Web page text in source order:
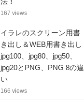
167 views
イラレのスクリーン用書
き出し＆WEB用書き出し
jpg100、jpg80、jpg50、
jpg20とPNG、PNG 8の違
い
166 views